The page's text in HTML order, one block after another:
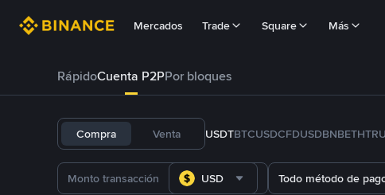
Mercados Trade Square Más
RápidoCuenta P2PPor bloques
Compra Venta USDTBTCUSDCFDUSDBNBETH
USD Todo método de